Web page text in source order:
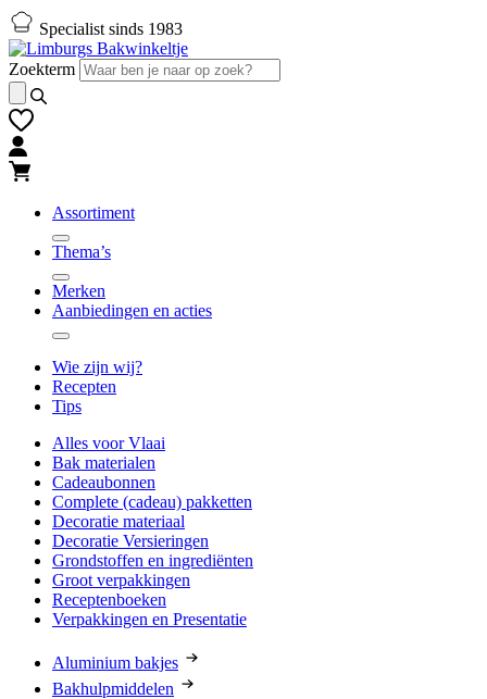
Naar
hoofd-
inhoud
gaan
Naar
footer
gaan
Specialist sinds 1983
Zoekterm
Assortiment
Thema’s
Merken
Aanbiedingen en acties
Wie zijn wij?
Recepten
Tips
Alles voor Vlaai
Bak materialen
Cadeaubonnen
Complete (cadeau) pakketten
Decoratie materiaal
Decoratie Versieringen
Grondstoffen en ingrediënten
Groot verpakkingen
Receptenboeken
Verpakkingen en Presentatie
Aluminium bakjes
Bakhulpmiddelen